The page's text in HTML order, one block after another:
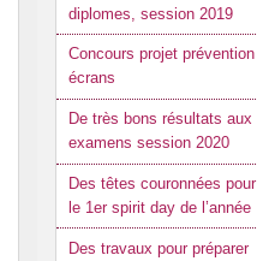
diplomes, session 2019
Concours projet prévention
écrans
De très bons résultats aux
examens session 2020
Des têtes couronnées pour
le 1er spirit day de l’année
Des travaux pour préparer